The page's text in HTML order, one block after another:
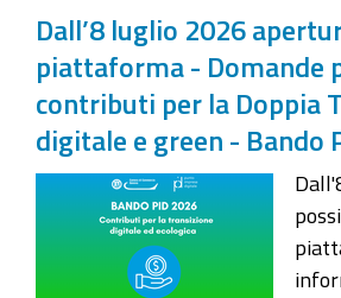
Dall’8 luglio 2026
piattaforma - Domande
contributi per la Doppia
digitale e green - Bando